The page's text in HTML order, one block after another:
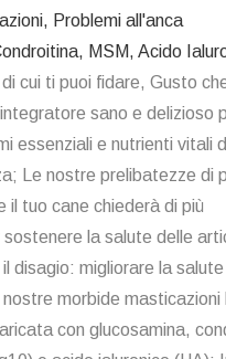
Problemi all'anca
MSM, Acido
cui ti puoi fidare, Gusto
sano e delizioso
essenziali e nutrienti vitali
Le nostre prelibatezze di
il tuo cane chiederà di più
la salute delle
disagio: migliorare la
morbide masticazioni
con glucosamina,